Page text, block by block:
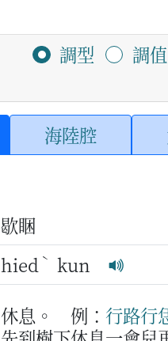
調型 調值
海陸腔
歇睏
hied ˋ kun
休息。 例： 行路行